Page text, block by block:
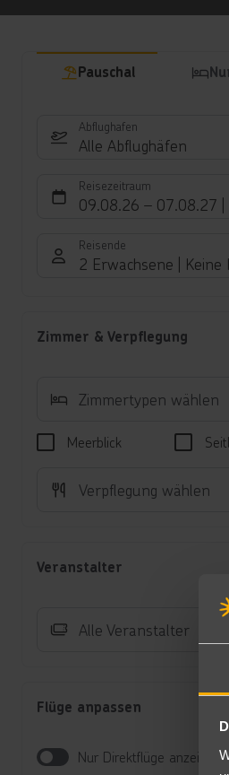
Pauschal
Abflughafen
Alle Abflughäfen
Reisezeitraum
09.08.26 – 07.08.27
Reisende
2 Erwachsene Keine
Zimmer & Verpflegung
Zimmertypen wählen
Meerblick
Verpflegung wählen
Veranstalter
Alle Veranstalter
Flüge anpassen
Nur Direktflüge anzeigen